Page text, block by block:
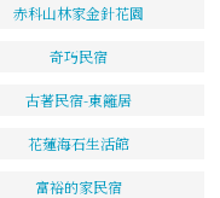
赤科山林家金針花園
奇巧民宿
古著民宿-東籬居
花蓮海石生活館
富裕的家民宿